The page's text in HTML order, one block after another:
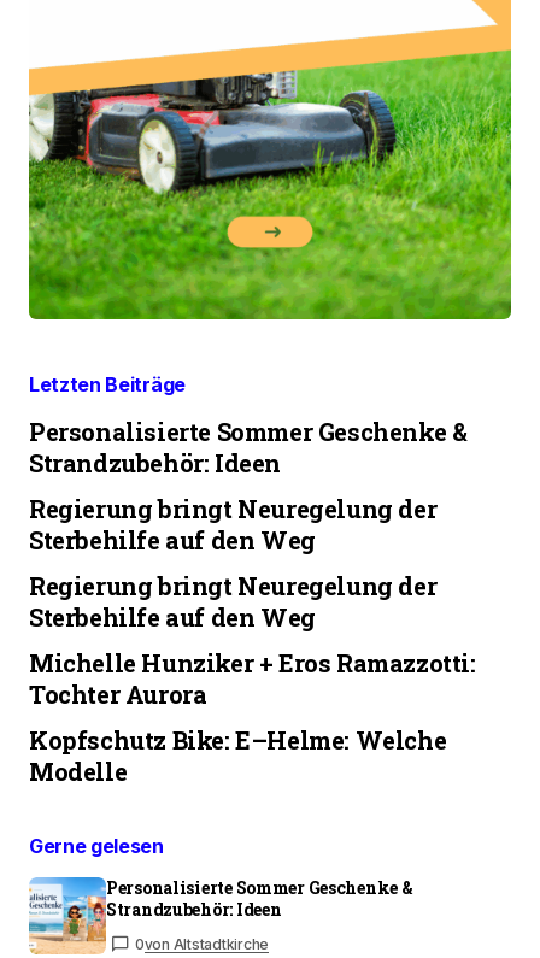
Letzten Beiträge
Personalisierte Sommer Geschenke &
Strandzubehör: Ideen
Regierung bringt Neuregelung der
Sterbehilfe auf den Weg
Regierung bringt Neuregelung der
Sterbehilfe auf den Weg
Michelle Hunziker + Eros Ramazzotti:
Tochter Aurora
Kopfschutz Bike: E–Helme: Welche
Modelle
Gerne gelesen
Personalisierte Sommer Geschenke &
Strandzubehör: Ideen
0von Altstadtkirche